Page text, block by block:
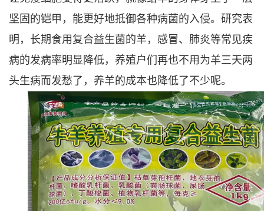
坚固的铠甲，能更好地抵御各种病菌的入侵。研究表
明，长期食用复合益生菌的羊，感冒、肺炎等常见疾
病的发病率明显降低，养殖户们再也不用为羊三天两
头生病而发愁了，养羊的成本也降低了不少呢。